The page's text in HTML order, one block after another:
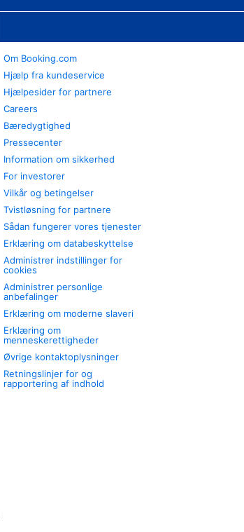
Om Booking.com
Hjælp fra kundeservice
Hjælpesider for partnere
Careers
Bæredygtighed
Pressecenter
Information om sikkerhed
For investorer
Vilkår og betingelser
Tvistløsning for partnere
Sådan fungerer vores tjenester
Erklæring om databeskyttelse
Administrer indstillinger for
cookies
Administrer personlige
anbefalinger
Erklæring om moderne slaveri
Erklæring om
menneskerettigheder
Øvrige kontaktoplysninger
Retningslinjer for og
rapportering af indhold